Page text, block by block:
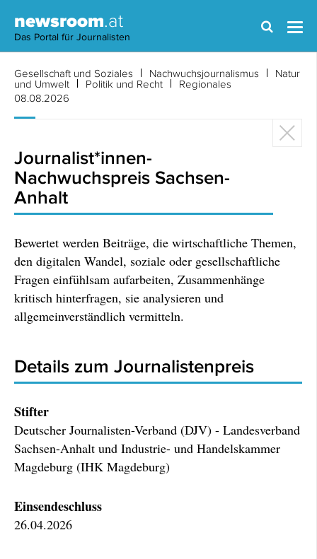
newsroom.at
Das Portal für Journalisten
Gesellschaft und Soziales Nachwuchsjournalismus
Natur
und Umwelt
Politik und Recht
Regionales
08.08.2026
Journalist*innen-
Nachwuchspreis Sachsen-
Anhalt
Bewertet werden Beiträge, die wirtschaftliche Themen,
den digitalen Wandel, soziale oder gesellschaftliche
Fragen einfühlsam aufarbeiten, Zusammenhänge
kritisch hinterfragen, sie analysieren und
allgemeinverständlich vermitteln.
Details zum Journalistenpreis
Stifter
Deutscher Journalisten-Verband (DJV) - Landesverband
Sachsen-Anhalt und Industrie- und Handelskammer
Magdeburg (IHK Magdeburg)
Einsendeschluss
26.04.2026